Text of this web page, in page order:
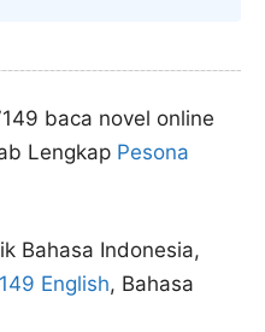
baca novel online
Lengkap Pesona
Bahasa Indonesia,
English, Bahasa